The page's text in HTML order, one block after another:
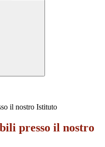
il nostro Istituto
presso il nostro